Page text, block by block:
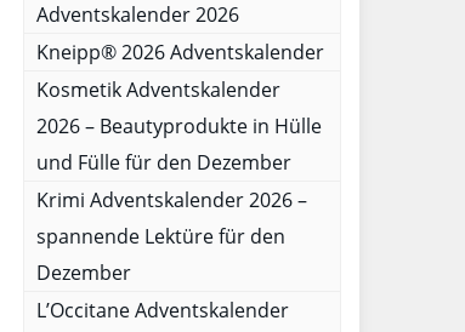
Adventskalender 2026
Kneipp® 2026 Adventskalender
Kosmetik Adventskalender
2026 – Beautyprodukte in Hülle
und Fülle für den Dezember
Krimi Adventskalender 2026 –
spannende Lektüre für den
Dezember
L’Occitane Adventskalender